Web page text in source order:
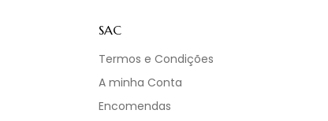
SAC
Termos e Condições
A minha Conta
Encomendas